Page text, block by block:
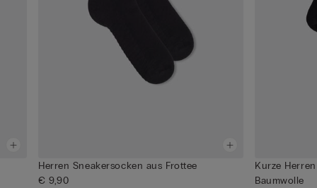
Herren Sneakersocken aus Frottee
€ 9,90
Kurze
Baumwolle